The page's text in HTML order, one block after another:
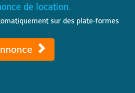
de location.
sur des plate-formes